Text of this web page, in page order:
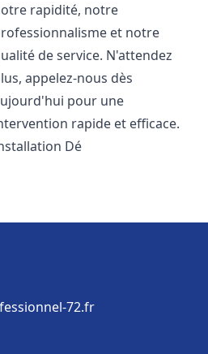
rapidité, notre
et notre
de service. N'attendez
appelez-nous dès
pour une
rapide et efficace.
Dé
72.fr